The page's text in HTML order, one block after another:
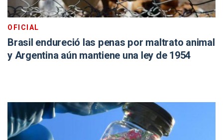
OFICIAL
Brasil endureció las penas por maltrato animal
y Argentina aún mantiene una ley de 1954